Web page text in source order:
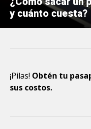
y cuánto cuesta?
¡Pilas! Obtén tu
sus costos.